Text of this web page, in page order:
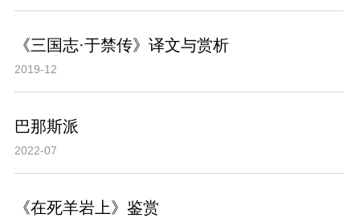
《三国志·于禁传》译文与赏析
2019-12
巴那斯派
2022-07
《在死羊岩上》鉴赏